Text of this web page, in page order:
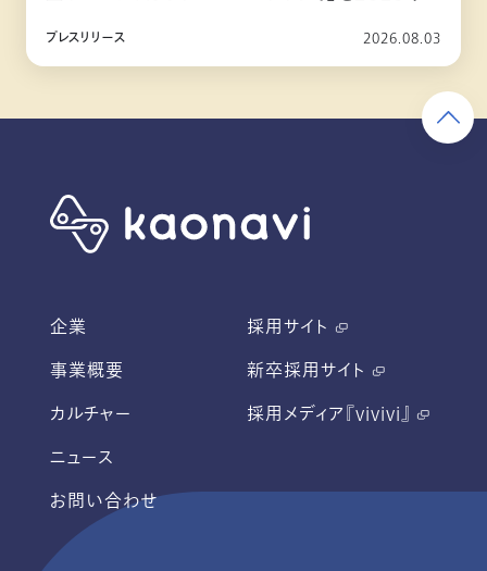
プレスリリース 2026.08.03
企業
事業概要
カルチャー
ニュース
お問い合わせ
採用サイト
新卒採用サイト
採用メディア『vivivi』